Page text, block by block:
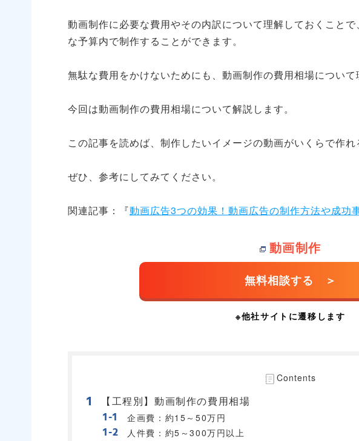
動画制作に必要な費用やその内訳について理解しておくこと
な予算内で制作することができます。
無駄な費用をかけないためにも、動画制作の費用相場について
今回は動画制作の費用相場について解説します。
この記事を読めば、制作したいイメージの動画がいくらで作れ
ぜひ、参考にしてみてください。
関連記事：『動画広告3つの効果！動画広告の制作方法や成功
動画制作
Contents
【工程別】動画制作の費用相場
企画費：約15～50万円
人件費：約5～300万円以上